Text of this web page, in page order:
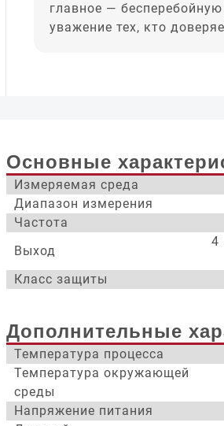
главное —
уважение тех, кто
Основные
Измеряемая среда
Диапазон измерения
Частота
Выход
4
Класс защиты
Дополнительные
Температура процесса
Температура окружающей
среды
Напряжение питания